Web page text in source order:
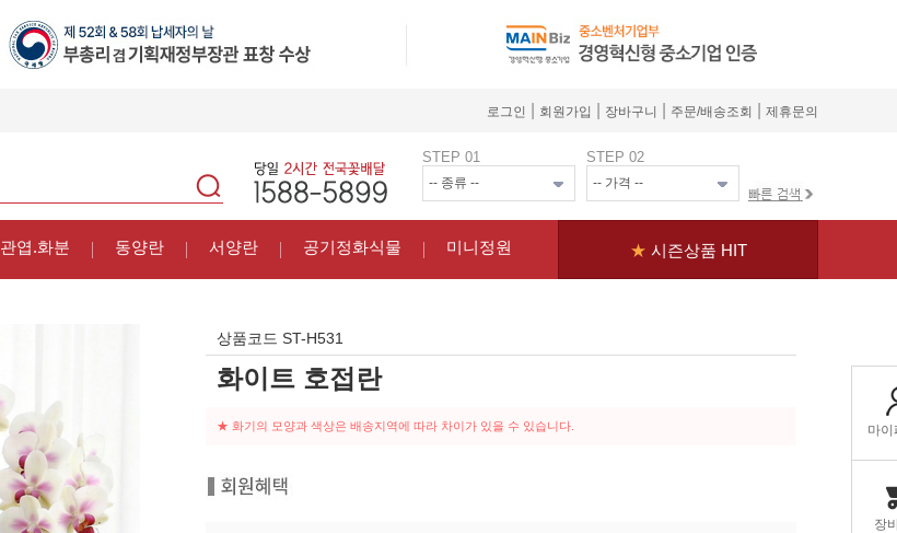
로그인 회원가입 장바구니 주문/배송조회 제휴문의
STEP 01 STEP 02
관엽.화분 동양란 서양란 공기정화식물 미니정원 ★ 시즌상품 HIT
상품코드 ST-H531
화이트 호접란
★ 화기의 모양과 색상은 배송지역에 따라 차이가 있을 수 있습니다.